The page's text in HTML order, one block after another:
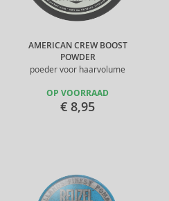
AMERICAN CREW BOOST
POWDER
poeder voor haarvolume
OP VOORRAAD
€ 8,95